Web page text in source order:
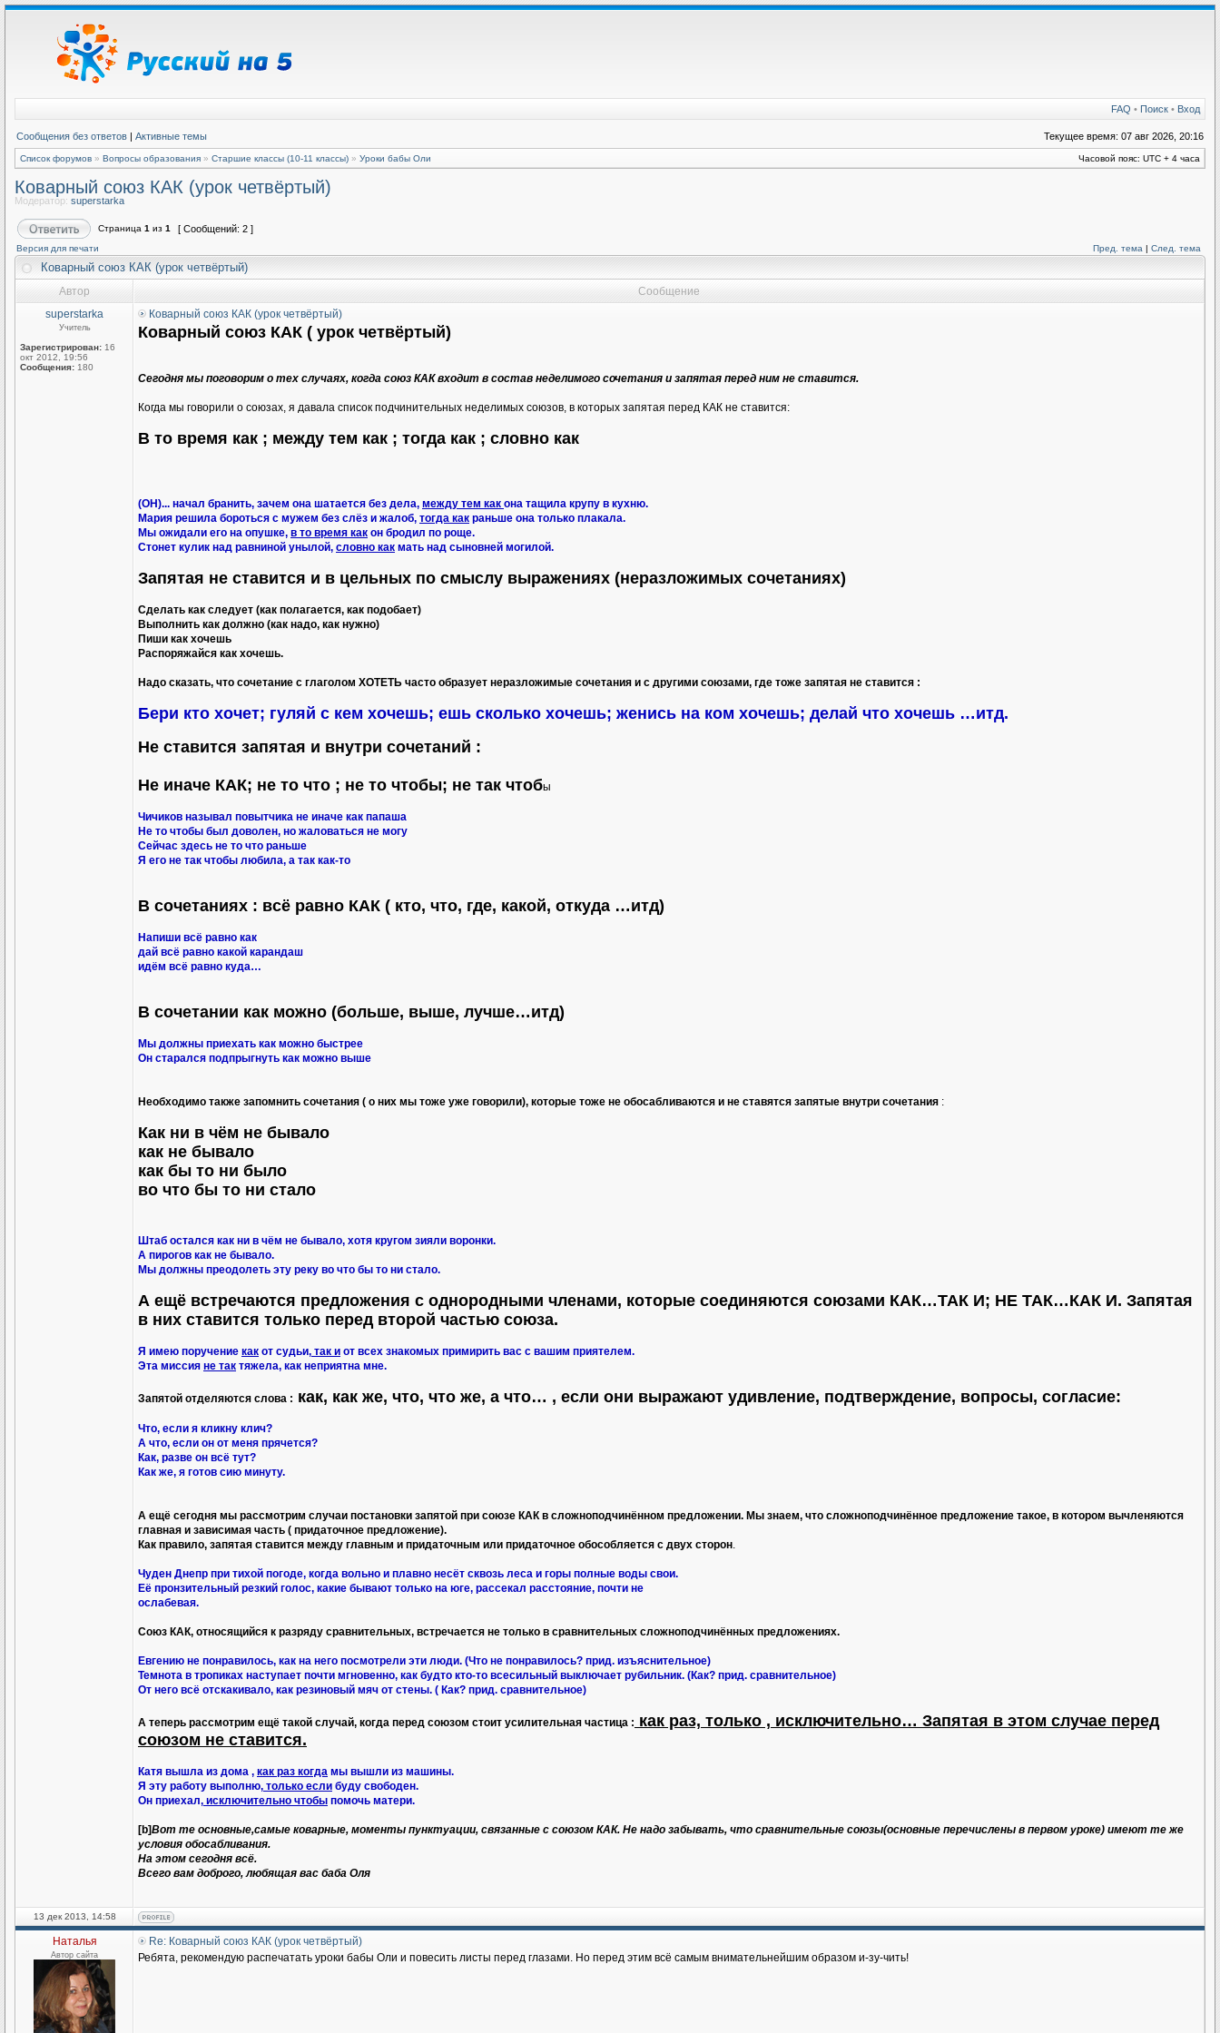
FAQ • Поиск • Вход
Сообщения без ответов | Активные темы Текущее время: 07 авг 2026, 20:16
Список форумов » Вопросы образования » Старшие классы (10-11 классы) » Уроки бабы Оли Часовой пояс: UTC + 4 часа
Коварный союз КАК (урок четвёртый)
Модератор: superstarka
Страница 1 из 1 [ Сообщений: 2 ]
Версия для печати Пред. тема | След. тема
Коварный союз КАК (урок четвёртый)
Автор
Сообщение
superstarka
Учитель
Зарегистрирован: 16
окт 2012, 19:56
Сообщения: 180
Коварный союз КАК (урок четвёртый)
Коварный союз КАК ( урок четвёртый)
Сегодня мы поговорим о тех случаях, когда союз КАК входит в состав неделимого сочетания и запятая перед ним не ставится.
Когда мы говорили о союзах, я давала список подчинительных неделимых союзов, в которых запятая перед КАК не ставится:
В то время как ; между тем как ; тогда как ; словно как
(ОН)... начал бранить, зачем она шатается без дела, между тем как она тащила крупу в кухню.
Мария решила бороться с мужем без слёз и жалоб, тогда как раньше она только плакала.
Мы ожидали его на опушке, в то время как он бродил по роще.
Стонет кулик над равниной унылой, словно как мать над сыновней могилой.
Запятая не ставится и в цельных по смыслу выражениях (неразложимых сочетаниях)
Сделать как следует (как полагается, как подобает)
Выполнить как должно (как надо, как нужно)
Пиши как хочешь
Распоряжайся как хочешь.
Надо сказать, что сочетание с глаголом ХОТЕТЬ часто образует неразложимые сочетания и с другими союзами, где тоже запятая не ставится :
Бери кто хочет; гуляй с кем хочешь; ешь сколько хочешь; женись на ком хочешь; делай что хочешь …итд.
Не ставится запятая и внутри сочетаний :
Не иначе КАК; не то что ; не то чтобы; не так чтобы
Чичиков называл повытчика не иначе как папаша
Не то чтобы был доволен, но жаловаться не могу
Сейчас здесь не то что раньше
Я его не так чтобы любила, а так как-то
В сочетаниях : всё равно КАК ( кто, что, где, какой, откуда …итд)
Напиши всё равно как
дай всё равно какой карандаш
идём всё равно куда…
В сочетании как можно (больше, выше, лучше…итд)
Мы должны приехать как можно быстрее
Он старался подпрыгнуть как можно выше
Необходимо также запомнить сочетания ( о них мы тоже уже говорили), которые тоже не обосабливаются и не ставятся запятые внутри сочетания :
Как ни в чём не бывало
как не бывало
как бы то ни было
во что бы то ни стало
Штаб остался как ни в чём не бывало, хотя кругом зияли воронки.
А пирогов как не бывало.
Мы должны преодолеть эту реку во что бы то ни стало.
А ещё встречаются предложения с однородными членами, которые соединяются союзами КАК…ТАК И; НЕ ТАК…КАК И. Запятая
в них ставится только перед второй частью союза.
Я имею поручение как от судьи, так и от всех знакомых примирить вас с вашим приятелем.
Эта миссия не так тяжела, как неприятна мне.
Запятой отделяются слова : как, как же, что, что же, а что… , если они выражают удивление, подтверждение, вопросы, согласие:
Что, если я кликну клич?
А что, если он от меня прячется?
Как, разве он всё тут?
Как же, я готов сию минуту.
А ещё сегодня мы рассмотрим случаи постановки запятой при союзе КАК в сложноподчинённом предложении. Мы знаем, что сложноподчинённое предложение такое, в котором вычленяются
главная и зависимая часть ( придаточное предложение).
Как правило, запятая ставится между главным и придаточным или придаточное обособляется с двух сторон.
Чуден Днепр при тихой погоде, когда вольно и плавно несёт сквозь леса и горы полные воды свои.
Её пронзительный резкий голос, какие бывают только на юге, рассекал расстояние, почти не
ослабевая.
Союз КАК, относящийся к разряду сравнительных, встречается не только в сравнительных сложноподчинённых предложениях.
Евгению не понравилось, как на него посмотрели эти люди. (Что не понравилось? прид. изъяснительное)
Темнота в тропиках наступает почти мгновенно, как будто кто-то всесильный выключает рубильник. (Как? прид. сравнительное)
От него всё отскакивало, как резиновый мяч от стены. ( Как? прид. сравнительное)
А теперь рассмотрим ещё такой случай, когда перед союзом стоит усилительная частица : как раз, только , исключительно… Запятая в этом случае перед
союзом не ставится.
Катя вышла из дома , как раз когда мы вышли из машины.
Я эту работу выполню, только если буду свободен.
Он приехал, исключительно чтобы помочь матери.
[b]Вот те основные,самые коварные, моменты пунктуации, связанные с союзом КАК. Не надо забывать, что сравнительные союзы(основные перечислены в первом уроке) имеют те же
условия обосабливания.
На этом сегодня всё.
Всего вам доброго, любящая вас баба Оля
13 дек 2013, 14:58
Наталья
Автор сайта
Re: Коварный союз КАК (урок четвёртый)
Ребята, рекомендую распечатать уроки бабы Оли и повесить листы перед глазами. Но перед этим всё самым внимательнейшим образом и-зу-чить!